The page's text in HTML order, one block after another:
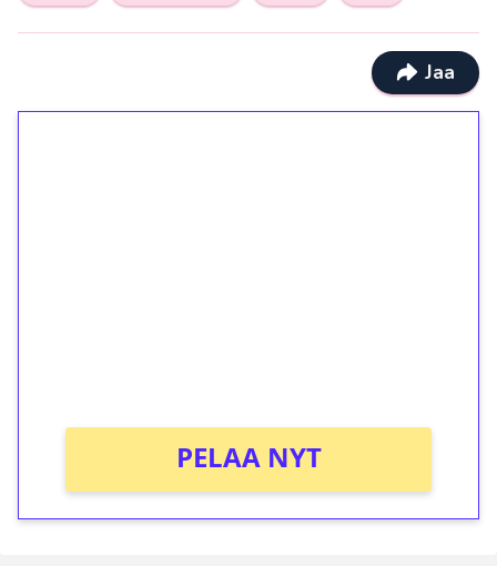
Jaa
PELAA NYT